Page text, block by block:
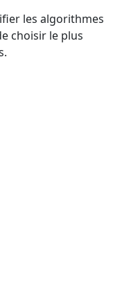
les algorithmes
choisir le plus